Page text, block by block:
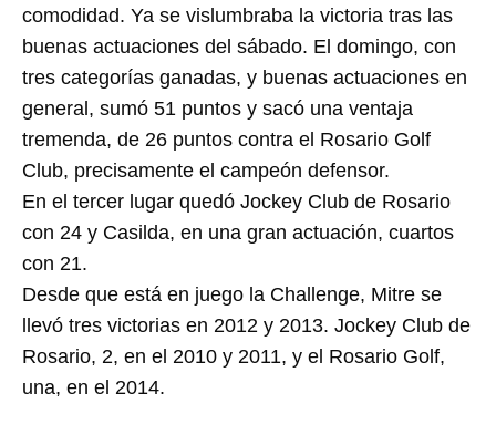
comodidad. Ya se vislumbraba la victoria tras las
buenas actuaciones del sábado. El domingo, con
tres categorías ganadas, y buenas actuaciones en
general, sumó 51 puntos y sacó una ventaja
tremenda, de 26 puntos contra el Rosario Golf
Club, precisamente el campeón defensor.
En el tercer lugar quedó Jockey Club de Rosario
con 24 y Casilda, en una gran actuación, cuartos
con 21.
Desde que está en juego la Challenge, Mitre se
llevó tres victorias en 2012 y 2013. Jockey Club de
Rosario, 2, en el 2010 y 2011, y el Rosario Golf,
una, en el 2014.